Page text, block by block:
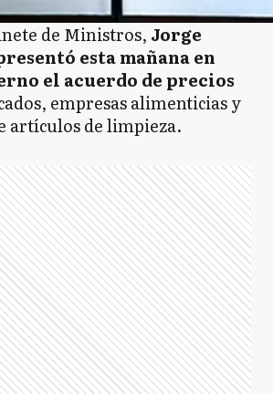
de Ministros, Jorge
esta mañana en
el acuerdo de precios
empresas alimenticias y
artículos de limpieza.